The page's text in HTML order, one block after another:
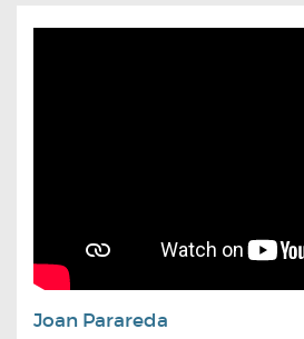
Joan Parareda